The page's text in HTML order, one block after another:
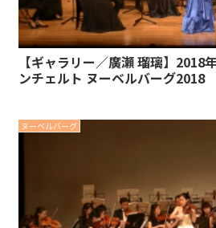
【ギャラリー／廣瀬 瑠璃】2018
ンチェルト ヌーベルバーグ2018
ヌーベルバーグ